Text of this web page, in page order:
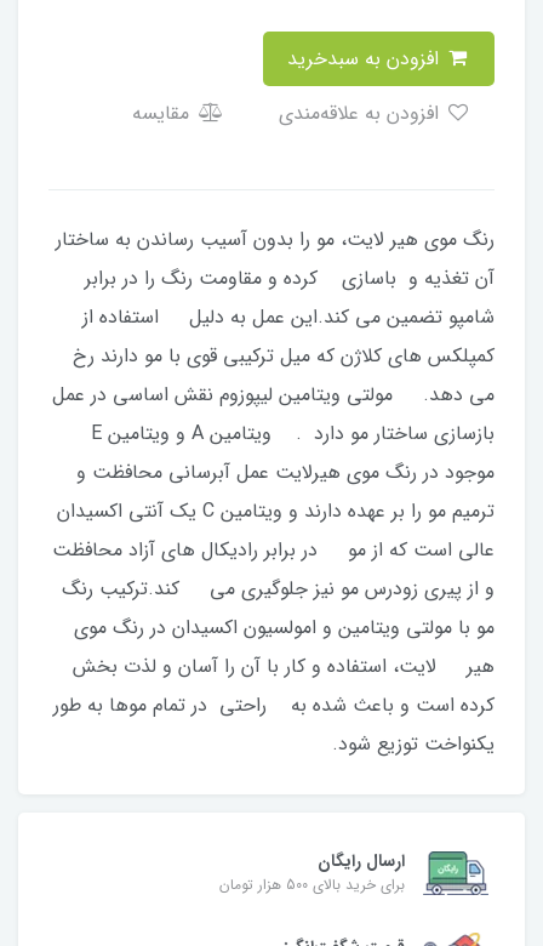
مقایسه
رنگ موی هیر لایت، مو را بدون آسیب رساندن به ساختار
آن تغذیه و باسازی کرده و مقاومت رنگ را در برابر
شامپو تضمین می کند.این عمل به دلیل استفاده از
کمپلکس های کلاژن که میل ترکیبی قوی با مو دارند رخ
می دهد. مولتی ویتامین لیپوزوم نقش اساسی در عمل
بازسازی ساختار مو دارد . ویتامین A و ویتامین E
موجود در رنگ موی هیرلایت عمل آبرسانی محافظت و
ترمیم مو را بر عهده دارند و ویتامین C یک آنتی اکسیدان
عالی است که از مو در برابر رادیکال های آزاد محافظت
و از پیری زودرس مو نیز جلوگیری می کند.ترکیب رنگ
مو با مولتی ویتامین و امولسیون اکسیدان در رنگ موی
هیر لایت، استفاده و کار با آن را آسان و لذت بخش
کرده است و باعث شده به راحتی در تمام موها به طور
یکنواخت توزیع شود.
ارسال رایگان
برای خرید بالای 500 هزار تومان